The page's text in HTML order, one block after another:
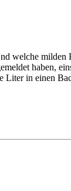
welche milden
haben,
Liter in einen